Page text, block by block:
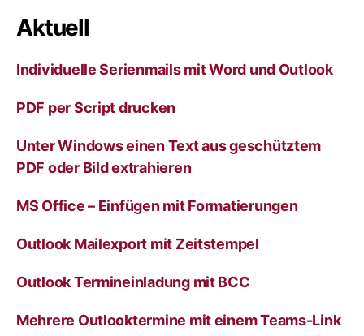
r
n
v
Aktuell
Individuelle Serienmails mit Word und Outlook
PDF per Script drucken
Unter Windows einen Text aus geschütztem
PDF oder Bild extrahieren
MS Office – Einfügen mit Formatierungen
Outlook Mailexport mit Zeitstempel
Outlook Termineinladung mit BCC
Mehrere Outlooktermine mit einem Teams-Link